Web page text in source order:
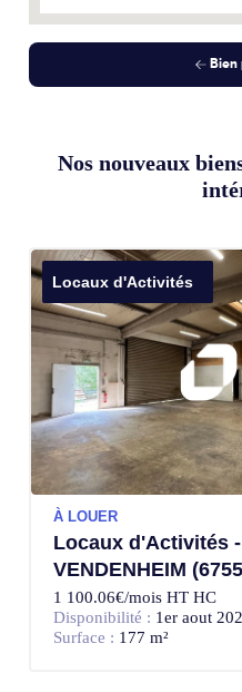
Nos nouveaux
Locaux d'Activités
À LOUER
Locaux d'Activités -
VENDENHEIM
1 100.06€/mois HT HC
Disponibilité : 1er aout
Surface : 177 m²